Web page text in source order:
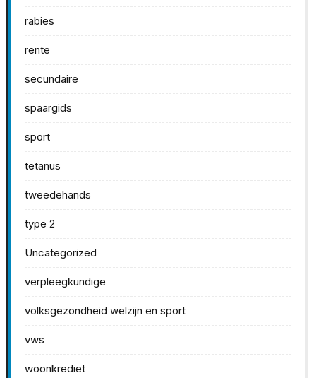
rabies
rente
secundaire
spaargids
sport
tetanus
tweedehands
type 2
Uncategorized
verpleegkundige
volksgezondheid welzijn en sport
vws
woonkrediet